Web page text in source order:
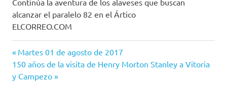
Continúa la aventura de los alaveses que buscan
alcanzar el paralelo 82 en el Ártico
ELCORREO.COM
Navegación
de
Entrada
anterior:
Martes 01 de agosto de 2017
Siguiente
entrada:
150 años de la visita de Henry Morton Stanley a Vitoria
y Campezo